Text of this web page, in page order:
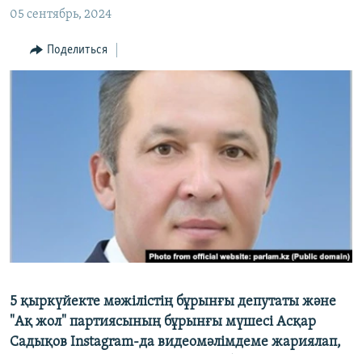
05 сентябрь, 2024
Поделиться
5 қыркүйекте мәжілістің бұрынғы депутаты және
"Ақ жол" партиясының бұрынғы мүшесі Асқар
Садықов Instagram-да видеомәлімдеме жариялап,